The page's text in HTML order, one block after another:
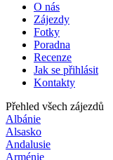
O nás
Zájezdy
Fotky
Poradna
Recenze
Jak se přihlásit
Kontakty
Přehled všech zájezdů
Albánie
Alsasko
Andalusie
Arménie